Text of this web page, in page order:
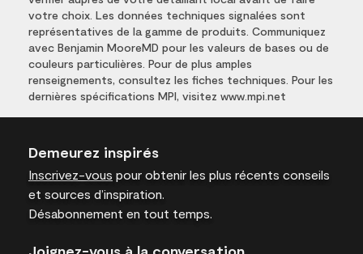
votre choix. Les données techniques signalées sont
représentatives de la gamme de produits. Communiquez
avec Benjamin MooreMD pour les valeurs de bases ou de
couleurs particulières. Pour de plus amples
renseignements, consultez les fiches techniques. Pour les
dernières spécifications MPI, visitez www.mpi.net
Demeurez inspirés
Inscrivez-vous pour obtenir les plus récents conseils
et sources d’inspiration.
Désabonnement en tout temps.
Joignez-vous à la conversation